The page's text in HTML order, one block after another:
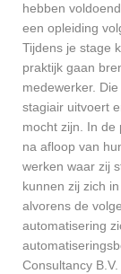
hebben
een opleiding
Tijdens je stage
praktijk gaan
medewerker.
stagiair uitvoert
mocht zijn. In de
na afloop van
werken waar zij
kunnen zij zich
alvorens de
automatisering
Consultancy